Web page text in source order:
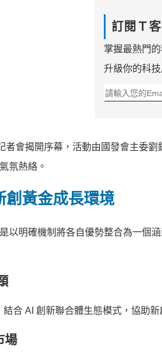
訂閱Ｔ
掌握最熱門
升級你的科技
者會揭開序幕，活動由國發會主委
氛熱絡。
創黃金成長環境
以明確機制將各自優勢整合為一個
合 AI 創新聯合體生態模式，協助
場